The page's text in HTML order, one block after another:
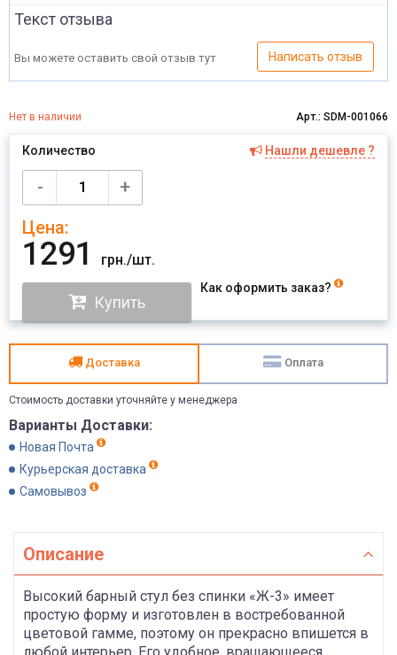
Текст отзыва
Вы можете оставить свой отзыв тут Написать отзыв
Нет в наличии Арт.: SDM-001066
Количество Нашли дешевле ?
-
+
Цена:
1291 грн./шт.
Купить
Как оформить заказ?
Доставка Оплата
Стоимость доставки уточняйте у менеджера
Варианты Доставки:
Новая Почта
Курьерская доставка
Самовывоз
Описание
Высокий барный стул без спинки «Ж-3» имеет
простую форму и изготовлен в востребованной
цветовой гамме, поэтому он прекрасно впишется в
любой интерьер. Его удобное, вращающееся